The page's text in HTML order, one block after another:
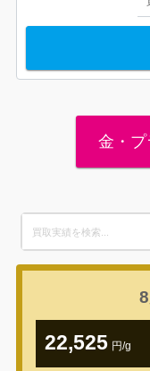
金・
for:
22,525 円/g